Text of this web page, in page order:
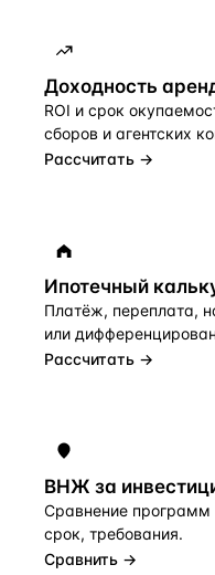
Доходность
ROI и срок
сборов и агентских
Рассчитать →
Ипотечный
Платёж, переплата,
или
Рассчитать →
ВНЖ за
Сравнение
срок, требования.
Сравнить →